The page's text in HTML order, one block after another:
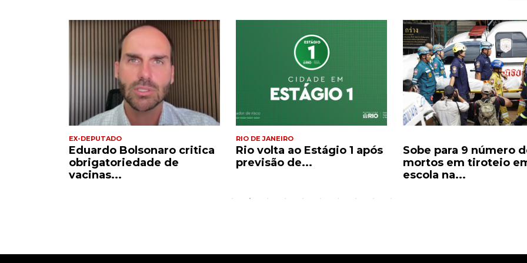
EX-DEPUTADO
Eduardo Bolsonaro critica
obrigatoriedade de
vacinas...
RIO DE JANEIRO
Rio volta ao Estágio 1 após
previsão de...
Sobe para 9 número
mortos em tiroteio
escola na...